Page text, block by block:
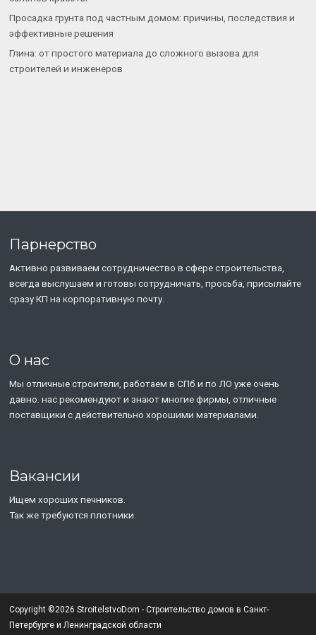
Просадка грунта под частным домом: причины, последствия и
эффективные решения
Глина: от простого материала до сложного вызова для
строителей и инженеров
Парнерство
Активно развиваем сотрудничество в сфере строительства,
всегда выслушаем и готовы сотрудничать, просьба, присылайте
сразу КП на корпоративную почту.
О нас
Мы отличные строители, работаем в СПб и по ЛО уже очень
давно. нас рекомендуют и знают многие фирмы, отличные
поставщики с действительно хорошими материалами.
Вакансии
Ищем хороших печников.
Так же требуются плотники.
Copyright ©2026 StroitelstvoDom - Строительство домов в Санкт-
Петербурге и Ленинградской области